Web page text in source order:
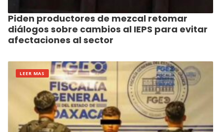
Piden productores de mezcal retomar
diálogos sobre cambios al IEPS para evitar
afectaciones al sector
LEER MAS